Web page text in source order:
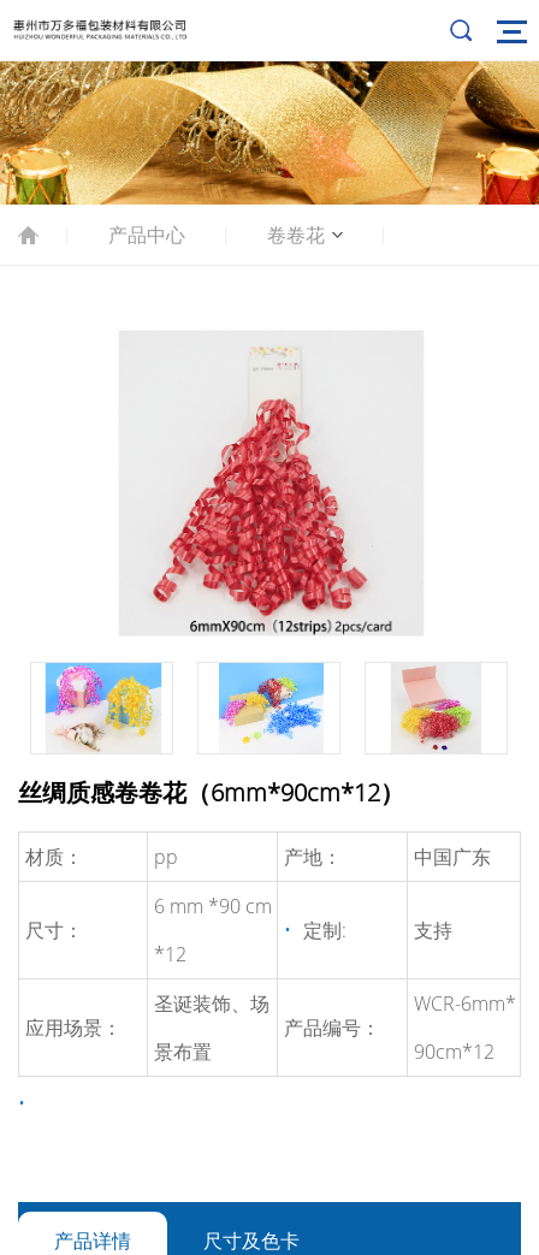
产品中心 卷卷花
丝绸质感卷卷花（6mm*90cm*12）
材质： pp 产地： 中国广东
尺寸：
6 mm *90 cm
*12
定制: 支持
应用场景：
圣诞装饰、场
景布置
产品编号：
WCR-6mm*
90cm*12
产品详情 尺寸及色卡